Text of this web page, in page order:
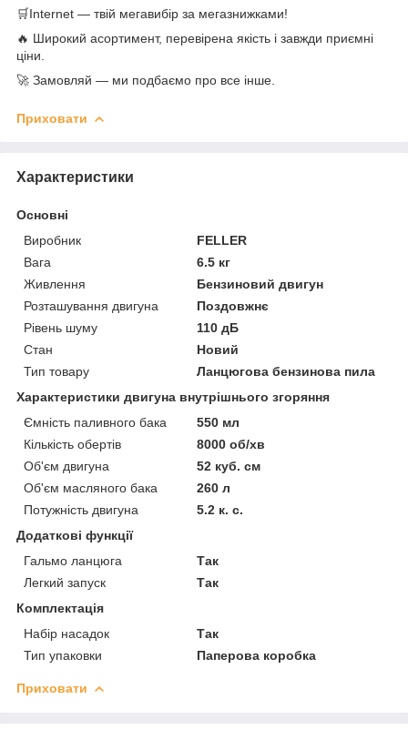
🛒Internet — твій мегавибір за мегазнижками!
🔥 Широкий асортимент, перевірена якість і завжди приємні
ціни.
🚀 Замовляй — ми подбаємо про все інше.
Приховати
Характеристики
Основні
Виробник
FELLER
Вага
6.5 кг
Живлення
Бензиновий двигун
Розташування двигуна
Поздовжнє
Рівень шуму
110 дБ
Стан
Новий
Тип товару
Ланцюгова бензинова пила
Характеристики двигуна внутрішнього згоряння
Ємність паливного бака
550 мл
Кількість обертів
8000 об/хв
Об'єм двигуна
52 куб. см
Об'єм масляного бака
260 л
Потужність двигуна
5.2 к. с.
Додаткові функції
Гальмо ланцюга
Так
Легкий запуск
Так
Комплектація
Набір насадок
Так
Тип упаковки
Паперова коробка
Приховати